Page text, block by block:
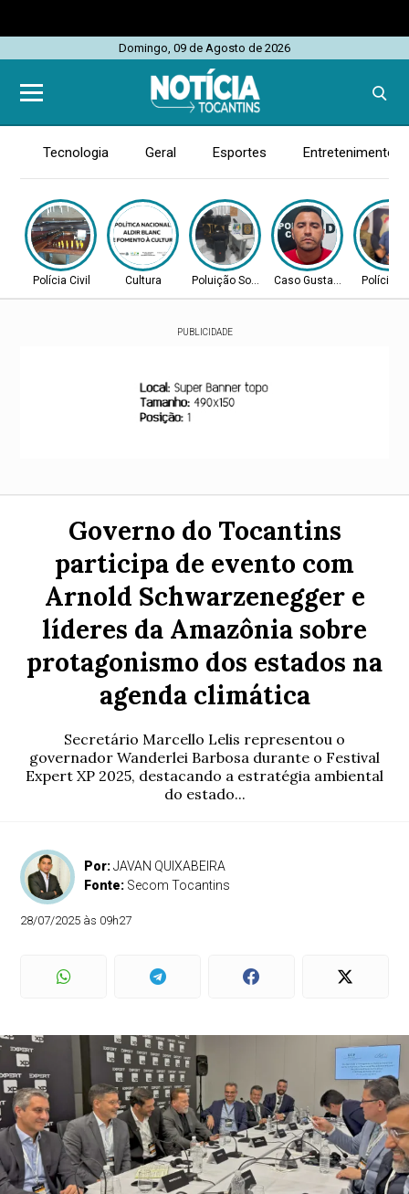
Domingo, 09 de Agosto de 2026
Tecnologia Geral Esportes Entretenimento
Polícia Civil Cultura Poluição SonoraCaso Gustavo Veloso
Polícia
PUBLICIDADE
Governo do Tocantins
participa de evento com
Arnold Schwarzenegger e
líderes da Amazônia sobre
protagonismo dos estados na
agenda climática
Secretário Marcello Lelis representou o
governador Wanderlei Barbosa durante o Festival
Expert XP 2025, destacando a estratégia ambiental
do estado...
Por:JAVAN QUIXABEIRA
Fonte: Secom Tocantins
28/07/2025 às 09h27